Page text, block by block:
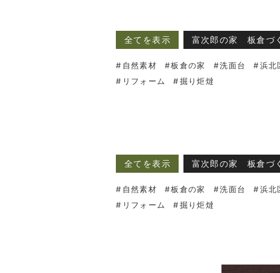
全てを表示 富次郎の家 板倉づ
自然素材 板倉の家 洗面台 浜北
リフォーム
掘り炬燵
全てを表示 富次郎の家 板倉づ
自然素材 板倉の家 洗面台 浜北
リフォーム
掘り炬燵